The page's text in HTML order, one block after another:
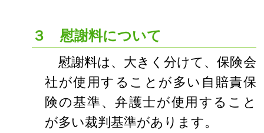
３ 慰謝料について
慰謝料は、大きく分けて、保険会
社が使用することが多い自賠責保
険の基準、弁護士が使用すること
が多い裁判基準があります。